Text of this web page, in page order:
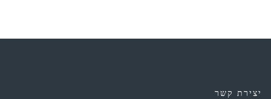
יצירת קשר